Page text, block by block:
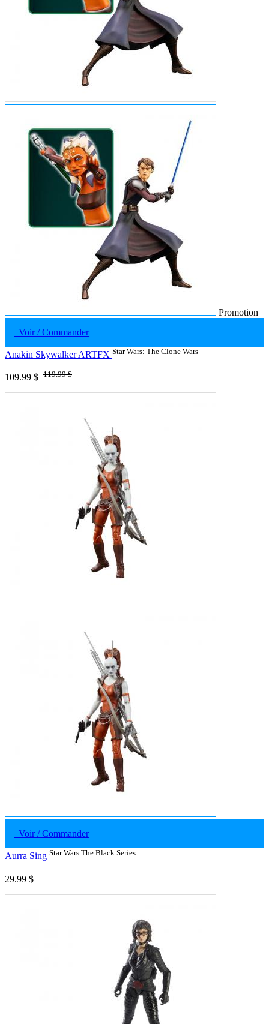
Promotion
Voir / Commander
Anakin Skywalker ARTFX Star Wars: The Clone Wars
109.99 $ 119.99 $
Voir / Commander
Aurra Sing Star Wars The Black Series
29.99 $